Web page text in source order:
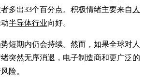
多出33个百分点。积极情绪主要来自 人
半导体行业向好。
短期内仍会持续。然而，如果全球对人
突然无序消退，电子制造商和更广泛的
险。